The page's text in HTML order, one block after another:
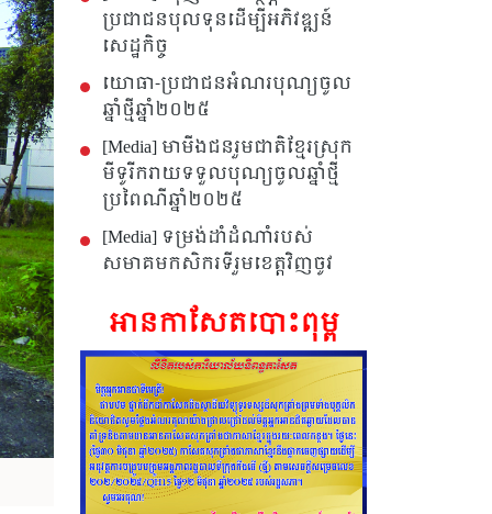
ប្រជាជនបុលទុនដើម្បីអភិវឌ្ឍន៍
សេដ្ឋកិច្ច
យោធា-ប្រជាជនអំណរបុណ្យចូល
ឆ្នាំថ្មីឆ្នាំ២០២៥
[Media] មាមីងជនរួមជាតិខ្មែរស្រុក
មីទូរីករាយទទួលបុណ្យចូលឆ្នាំថ្មី
ប្រពៃណីឆ្នាំ២០២៥
[Media] ទម្រង់ដាំដំណាំរបស់
សមាគមកសិករទីរួមខេត្តវិញចូវ
អានកាសែតបោះពុម្ព